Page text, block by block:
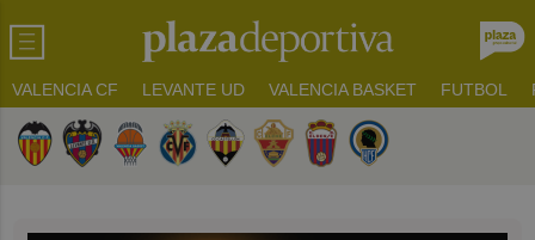
VALENCIA CF LEVANTE UD VALENCIA BASKET FUTBOL